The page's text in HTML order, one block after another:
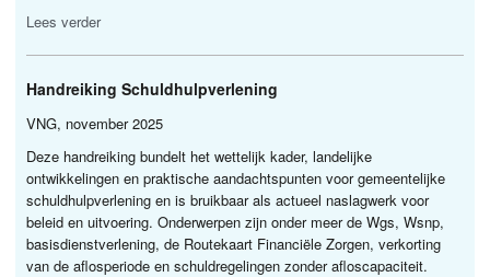
Lees verder
Handreiking Schuldhulpverlening
VNG, november 2025
Deze handreiking bundelt het wettelijk kader, landelijke
ontwikkelingen en praktische aandachtspunten voor gemeentelijke
schuldhulpverlening en is bruikbaar als actueel naslagwerk voor
beleid en uitvoering. Onderwerpen zijn onder meer de Wgs, Wsnp,
basisdienstverlening, de Routekaart Financiële Zorgen, verkorting
van de aflosperiode en schuldregelingen zonder afloscapaciteit.